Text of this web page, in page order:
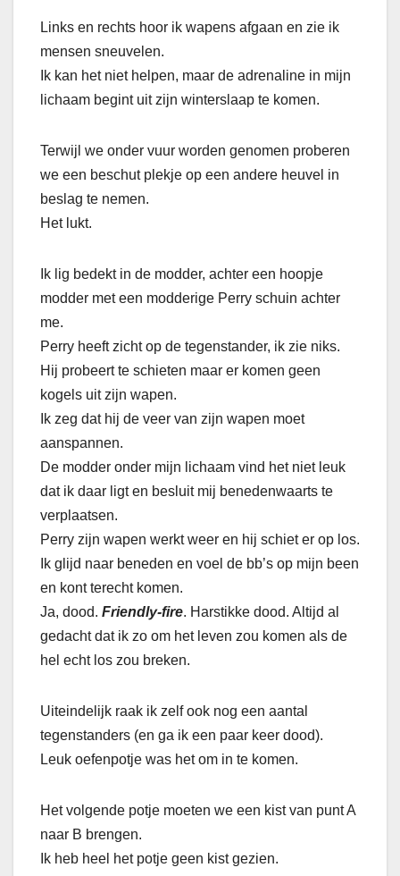
Links en rechts hoor ik wapens afgaan en zie ik
mensen sneuvelen.
Ik kan het niet helpen, maar de adrenaline in mijn
lichaam begint uit zijn winterslaap te komen.
Terwijl we onder vuur worden genomen proberen
we een beschut plekje op een andere heuvel in
beslag te nemen.
Het lukt.
Ik lig bedekt in de modder, achter een hoopje
modder met een modderige Perry schuin achter
me.
Perry heeft zicht op de tegenstander, ik zie niks.
Hij probeert te schieten maar er komen geen
kogels uit zijn wapen.
Ik zeg dat hij de veer van zijn wapen moet
aanspannen.
De modder onder mijn lichaam vind het niet leuk
dat ik daar ligt en besluit mij benedenwaarts te
verplaatsen.
Perry zijn wapen werkt weer en hij schiet er op los.
Ik glijd naar beneden en voel de bb’s op mijn been
en kont terecht komen.
Ja, dood. Friendly-fire. Harstikke dood. Altijd al
gedacht dat ik zo om het leven zou komen als de
hel echt los zou breken.
Uiteindelijk raak ik zelf ook nog een aantal
tegenstanders (en ga ik een paar keer dood).
Leuk oefenpotje was het om in te komen.
Het volgende potje moeten we een kist van punt A
naar B brengen.
Ik heb heel het potje geen kist gezien.